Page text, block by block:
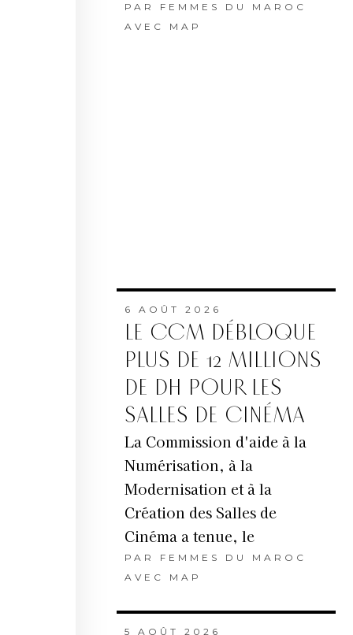
PAR FEMMES DU MAROC
AVEC MAP
6 AOÛT 2026
LE CCM DÉBLOQUE
PLUS DE 12 MILLIONS
DE DH POUR LES
SALLES DE CINÉMA
La Commission d'aide à la
Numérisation, à la
Modernisation et à la
Création des Salles de
Cinéma a tenue, le
PAR FEMMES DU MAROC
AVEC MAP
5 AOÛT 2026